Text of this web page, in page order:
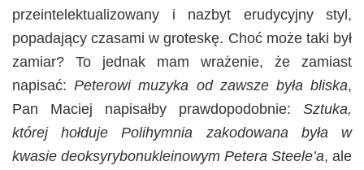
przeintelektualizowany i nazbyt erudycyjny styl,
popadający czasami w groteskę. Choć może taki był
zamiar? To jednak mam wrażenie, że zamiast
napisać:Peterowi muzyka od zawsze była bliska,
Pan Maciej napisałby prawdopodobnie: Sztuka,
której hołduje Polihymnia zakodowana była w
kwasie deoksyrybonukleinowym Petera Steele’a, ale